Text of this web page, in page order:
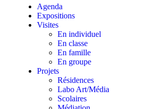
Agenda
Expositions
Visites
En individuel
En classe
En famille
En groupe
Projets
Résidences
Labo Art/Média
Scolaires